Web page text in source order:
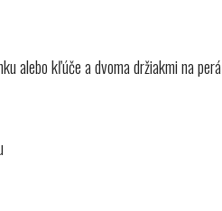
alebo kľúče a dvoma držiakmi na perá